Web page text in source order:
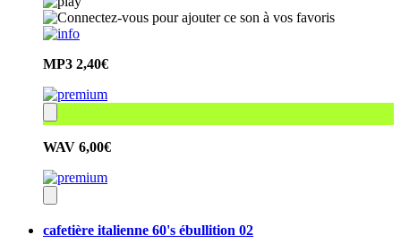
MP3 2,40€
WAV 6,00€
cafetière italienne 60's ébullition 02